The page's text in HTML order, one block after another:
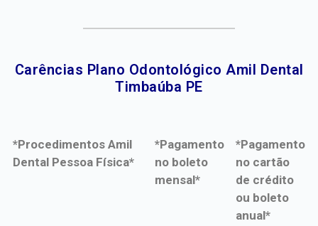
Carências Plano Odontológico Amil Dental
Timbaúba PE​
*Procedimentos Amil
Dental Pessoa Física*
*Pagamento
no boleto
mensal*
*Pagamento
no cartão
de crédito
ou boleto
anual*